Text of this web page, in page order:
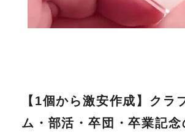
【1個から激安作成】クラ
ム・部活・卒団・卒業記